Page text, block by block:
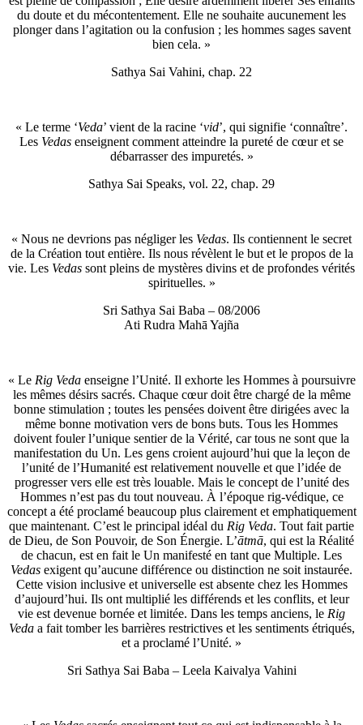
du doute et du mécontentement. Elle ne souhaite aucunement les
plonger dans l’agitation ou la confusion ; les hommes sages savent
bien cela. »
Sathya Sai Vahini, chap. 22
« Le terme ‘Veda’ vient de la racine ‘vid’, qui signifie ‘connaître’.
Les Vedas enseignent comment atteindre la pureté de cœur et se
débarrasser des impuretés. »
Sathya Sai Speaks, vol. 22, chap. 29
« Nous ne devrions pas négliger les Vedas. Ils contiennent le secret
de la Création tout entière. Ils nous révèlent le but et le propos de la
vie. Les Vedas sont pleins de mystères divins et de profondes vérités
spirituelles. »
Sri Sathya Sai Baba – 08/2006
Ati Rudra Mahā Yajña
« Le Rig Vedaenseigne l’Unité. Il exhorte les Hommes à poursuivre
les mêmes désirs sacrés. Chaque cœur doit être chargé de la même
bonne stimulation ; toutes les pensées doivent être dirigées avec la
même bonne motivation vers de bons buts. Tous les Hommes
doivent fouler l’unique sentier de la Vérité, car tous ne sont que la
manifestation du Un. Les gens croient aujourd’hui que la leçon de
l’unité de l’Humanité est relativement nouvelle et que l’idée de
progresser vers elle est très louable. Mais le concept de l’unité des
Hommes n’est pas du tout nouveau. À l’époque rig-védique, ce
concept a été proclamé beaucoup plus clairement et emphatiquement
que maintenant. C’est le principal idéal du Rig Veda. Tout fait partie
de Dieu, de Son Pouvoir, de Son Énergie. L’ātmā, qui est la Réalité
de chacun, est en fait le Un manifesté en tant que Multiple. Les
Vedas exigent qu’aucune différence ou distinction ne soit instaurée.
Cette vision inclusive et universelle est absente chez les Hommes
d’aujourd’hui. Ils ont multiplié les différends et les conflits, et leur
vie est devenue bornée et limitée. Dans les temps anciens, le Rig
Vedaa fait tomber les barrières restrictives et les sentiments étriqués,
et a proclamé l’Unité. »
Sri Sathya Sai Baba – Leela Kaivalya Vahini